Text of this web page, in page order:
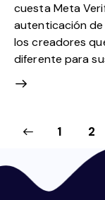
cuesta Meta
autenticación de
los creadores
diferente para
1 2